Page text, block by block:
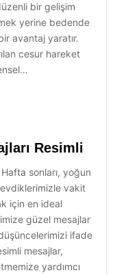
bir gelişim
yerine bedende
avantaj yaratır.
cesur hareket
Resimli
sonları, yoğun
vakit
için en ideal
güzel mesajlar
ifade
mesajlar,
yardımcı